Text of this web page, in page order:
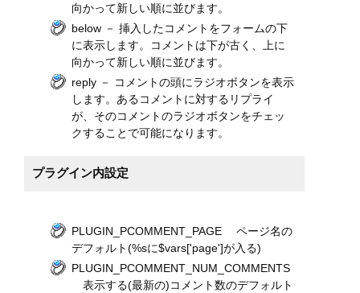
向かって新しい順に並びます。
below － 挿入したコメントをフォームの下
に表示します。コメントは下が古く、上に
向かって新しい順に並びます。
reply － コメントの頭にラジオボタンを表示
します。あるコメントに対するリプライ
が、そのコメントのラジオボタンをチェッ
クすることで可能になります。
プラグイン内設定
PLUGIN_PCOMMENT_PAGE ページ名の
デフォルト(%sに$vars['page']が入る)
PLUGIN_PCOMMENT_NUM_COMMENTS
表示する(最新の)コメント数のデフォルト